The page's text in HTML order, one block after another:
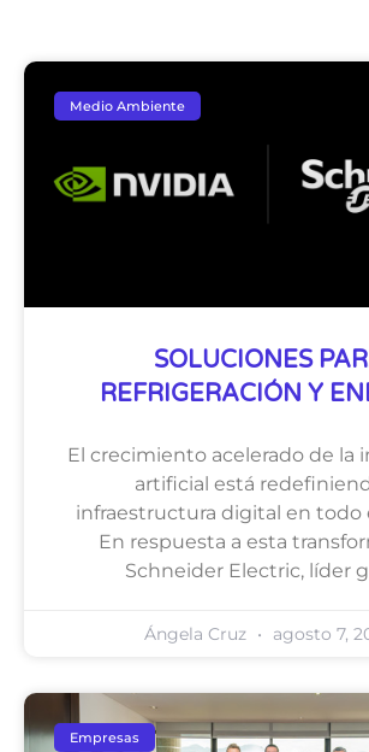
Medio Ambiente
SOLUCIONES
REFRIGERACIÓN Y
El crecimiento acelerado de la
artificial está
infraestructura digital en todo
En respuesta a esta
Schneider Electric, líder
Ángela Cruz agosto 7,
Empresas